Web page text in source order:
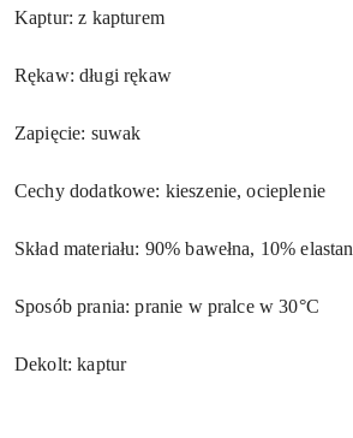
Kaptur: z kapturem
Rękaw: długi rękaw
Zapięcie: suwak
Cechy dodatkowe: kieszenie, ocieplenie
Skład materiału: 90% bawełna, 10% elastan
Sposób prania: pranie w pralce w 30°C
Dekolt: kaptur